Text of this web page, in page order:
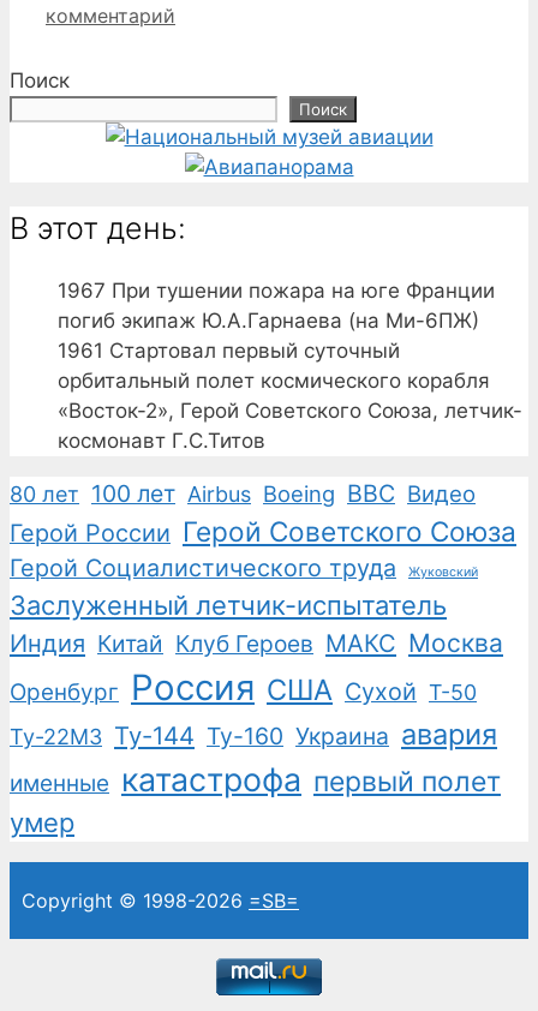
комментарий
Поиск
Поиск
В этот день:
1967 При тушении пожара на юге Франции
погиб экипаж Ю.А.Гарнаева (на Ми-6ПЖ)
1961 Стартовал первый суточный
орбитальный полет космического корабля
«Восток-2», Герой Советского Союза, летчик-
космонавт Г.С.Титов
80 лет 100 лет Airbus Boeing ВВС Видео
Герой России Герой Советского Союза
Герой Социалистического труда Жуковский
Заслуженный летчик-испытатель
Индия Китай Клуб Героев МАКС Москва
Оренбург Россия США Сухой Т-50
Ту-22М3 Ту-144 Ту-160 Украина авария
именные катастрофа первый полет
умер
Copyright © 1998-2026 =SB=